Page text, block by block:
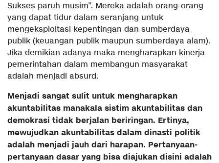
Sukses paruh musim”. Mereka adalah orang-orang
yang dapat tidur dalam seranjang untuk
mengeksploitasi kepentingan dan sumberdaya
publik (keuangan publik maupun sumberdaya alam).
Jika demikian adanya maka mengharapkan kinerja
pemerintahan dalam membangun masyarakat
adalah menjadi absurd.
Menjadi sangat sulit untuk mengharapkan
akuntabilitas manakala sistim akuntabilitas dan
demokrasi tidak berjalan beriringan. Ertinya,
mewujudkan akuntabilitas dalam dinasti politik
adalah menjadi jauh dari harapan. Pertanyaan-
pertanyaan dasar yang bisa diajukan disini adalah